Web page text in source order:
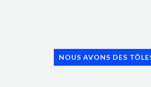
NOUS AVONS DES